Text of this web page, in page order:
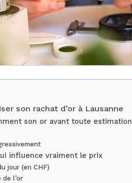
son rachat d’or à Lausanne
son or avant toute estimation
influence vraiment le prix
jour (en CHF)
l’or